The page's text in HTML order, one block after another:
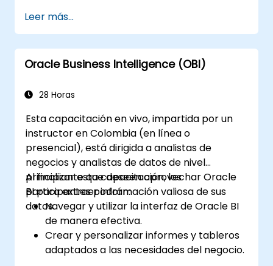
Leer más...
Oracle Business Intelligence (OBI)
28 Horas
Esta capacitación en vivo, impartida por un
instructor en Colombia (en línea o
presencial), está dirigida a analistas de
negocios y analistas de datos de nivel
principiante que deseen aprovechar Oracle
BI para extraer información valiosa de sus
datos.
Al finalizar esta capacitación, los
participantes podrán:
Navegar y utilizar la interfaz de Oracle BI
de manera efectiva.
Crear y personalizar informes y tableros
adaptados a las necesidades del negocio.